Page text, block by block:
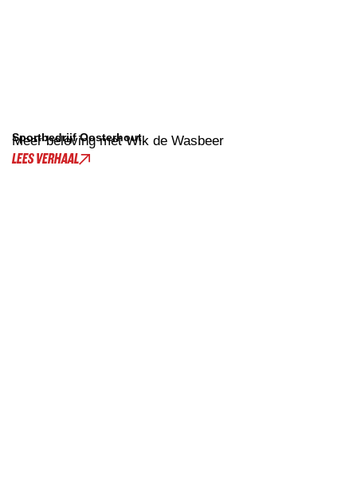
Sportbedrijf Oosterhout
Meer beleving met Wik de Wasbeer
LEES VERHAAL